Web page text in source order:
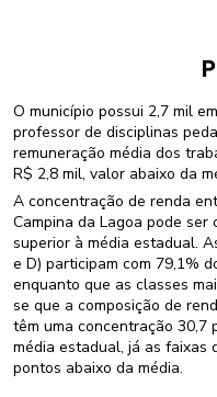
O município possui 2,7 mil
professor de disciplinas
remuneração média dos
R$ 2,8 mil, valor abaixo da
A concentração de renda
Campina da Lagoa pode
superior à média estadual.
e D) participam com 79,1%
enquanto que as classes
se que a composição de
têm uma concentração 30,7
média estadual, já as faixas
pontos abaixo da média.